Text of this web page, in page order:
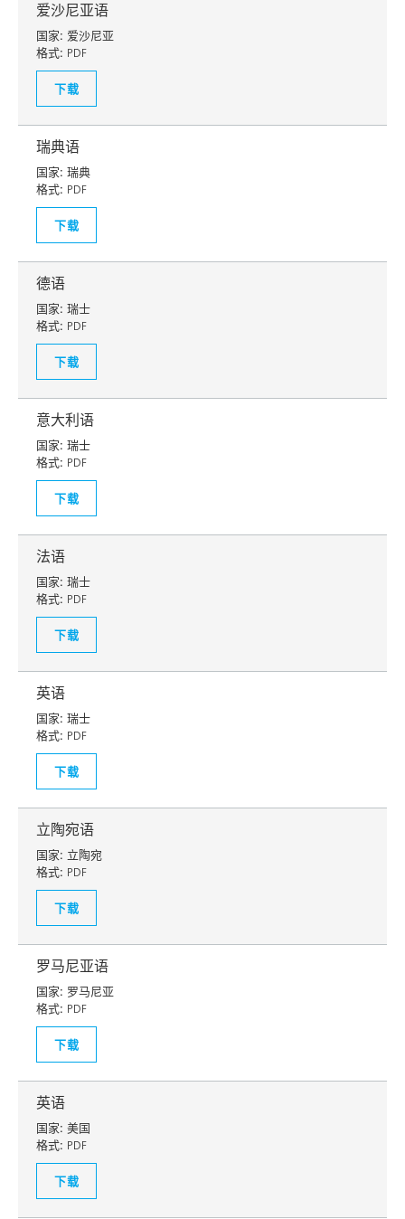
爱沙尼亚语
国家: 爱沙尼亚
格式: PDF
下载
瑞典语
国家: 瑞典
格式: PDF
下载
德语
国家: 瑞士
格式: PDF
下载
意大利语
国家: 瑞士
格式: PDF
下载
法语
国家: 瑞士
格式: PDF
下载
英语
国家: 瑞士
格式: PDF
下载
立陶宛语
国家: 立陶宛
格式: PDF
下载
罗马尼亚语
国家: 罗马尼亚
格式: PDF
下载
英语
国家: 美国
格式: PDF
下载